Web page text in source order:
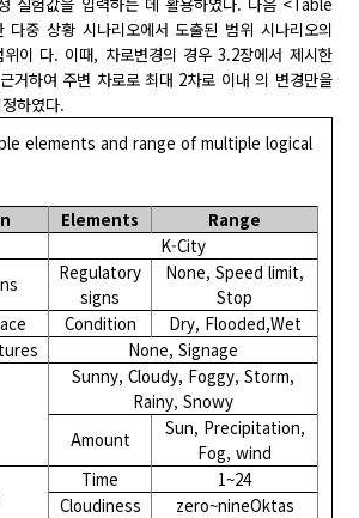
다중 상황 시나리오에서 도출된 범위 시나리오의
이 다. 이때, 차로변경의 경우 3.2장에서 제시한
거하여 주변 차로로 최대 2차로 이내 의 변경만을
하였다.
elements and range of multiple logical
Elements
Range
K-City
Regulatory
signs
None, Speed limit,
Stop
Condition
Dry, Flooded,Wet
None, Signage
Sunny, Cloudy, Foggy, Storm,
Rainy, Snowy
Amount
Sun, Precipitation,
Fog, wind
Time
1~24
Cloudiness
zero~nineOktas